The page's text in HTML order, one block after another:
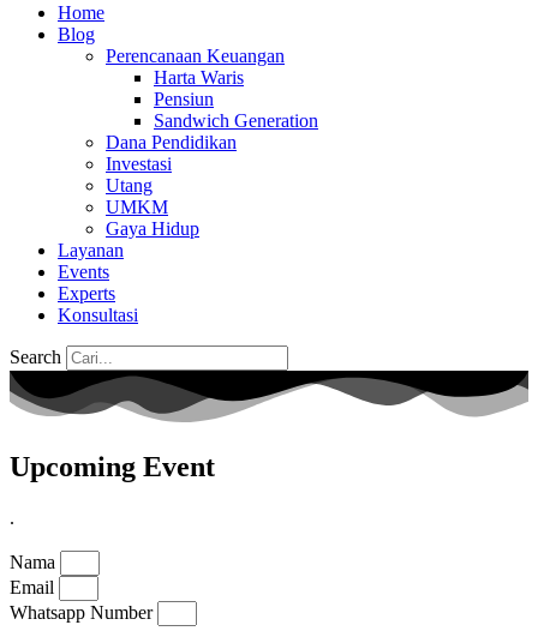
Home
Blog
Perencanaan Keuangan
Harta Waris
Pensiun
Sandwich Generation
Dana Pendidikan
Investasi
Utang
UMKM
Gaya Hidup
Layanan
Events
Experts
Konsultasi
Search
Upcoming Event
.
Nama
Email
Whatsapp Number